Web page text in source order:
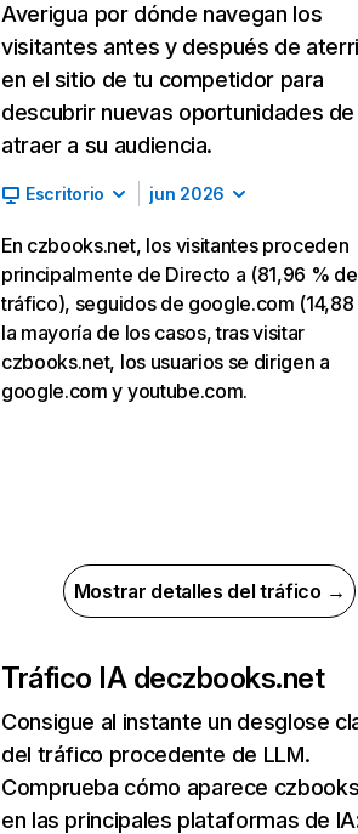
Averigua por dónde navegan los
visitantes antes y después de
en el sitio de tu competidor para
descubrir nuevas oportunidades de
atraer a su audiencia.
Escritorio jun 2026
En czbooks.net, los visitantes proceden
principalmente de Directo a (81,96 % de
tráfico), seguidos de google.com (14,88
la mayoría de los casos, tras visitar
czbooks.net, los usuarios se dirigen a
google.com y youtube.com.
Mostrar detalles del tráfico →
Tráfico IA deczbooks.net
Consigue al instante un desglose
del tráfico procedente de LLM.
Comprueba cómo aparece
en las principales plataformas de